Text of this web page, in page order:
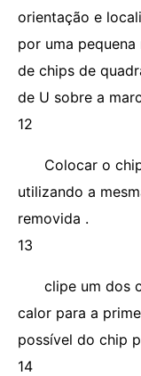
orientação e
por uma
de chips de
de U sobre a
12
Colocar o
utilizando a
removida .
13
clipe um dos
calor para a
possível do chip
14